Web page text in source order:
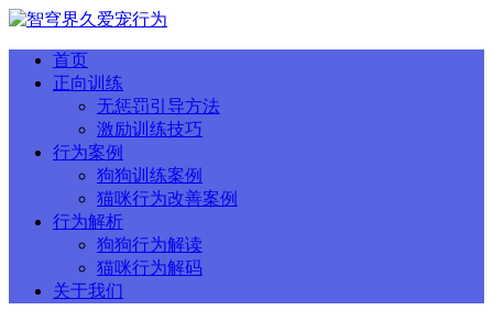
首页
正向训练
无惩罚引导方法
激励训练技巧
行为案例
狗狗训练案例
猫咪行为改善案例
行为解析
狗狗行为解读
猫咪行为解码
关于我们